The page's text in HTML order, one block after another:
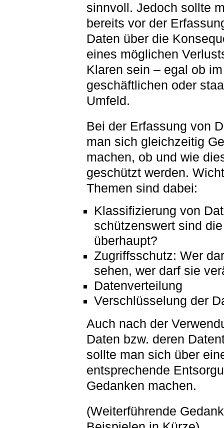
sinnvoll. Jedoch sollte
bereits vor der
Daten über die
eines möglichen
Klaren sein – egal ob
geschäftlichen oder
Umfeld.
Bei der Erfassung von
man sich gleichzeitig
machen, ob und wie
geschützt werden.
Themen sind dabei:
Klassifizierung von
schützenswert sind
überhaupt?
Zugriffsschutz: Wer
sehen, wer darf sie
Datenverteilung
Verschlüsselung der
Auch nach der
Daten bzw. deren
sollte man sich über
entsprechende
Gedanken machen.
(Weiterführende